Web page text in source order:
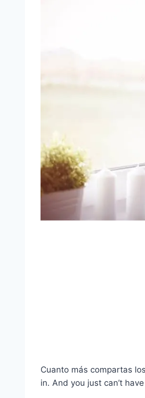
Cuanto más compartas
in. And you just can’t